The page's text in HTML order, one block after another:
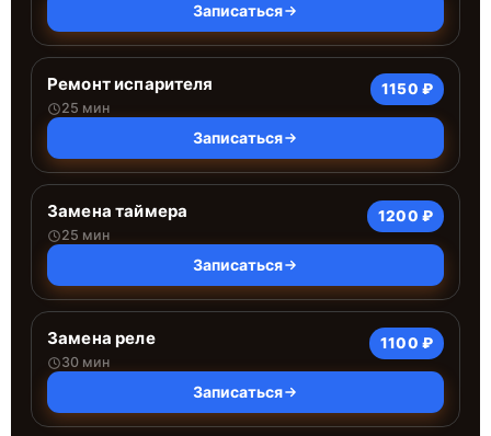
Записаться
Ремонт испарителя
25 мин
1150 ₽
Записаться
Замена таймера
25 мин
1200 ₽
Записаться
Замена реле
30 мин
1100 ₽
Записаться